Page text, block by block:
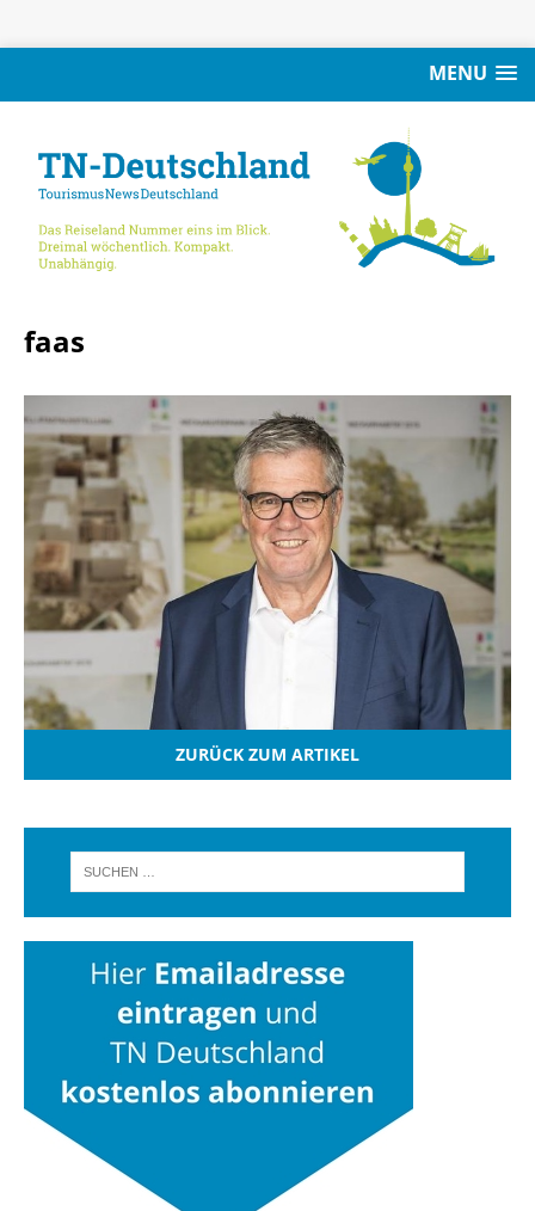
MENU
faas
ZURÜCK ZUM ARTIKEL